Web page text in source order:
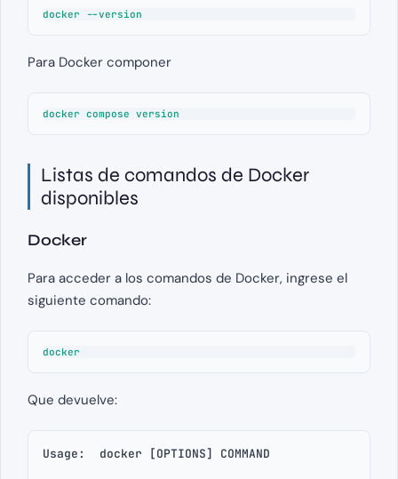
docker --version
Para Docker componer
docker compose version
Listas de comandos de Docker
disponibles
Docker
Para acceder a los comandos de Docker, ingrese el
siguiente comando:
docker
Que devuelve:
Usage:  docker [OPTIONS] COMMAND